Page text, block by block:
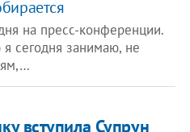
на пресс-конференции.
сегодня занимаю, не
вступила Супрун